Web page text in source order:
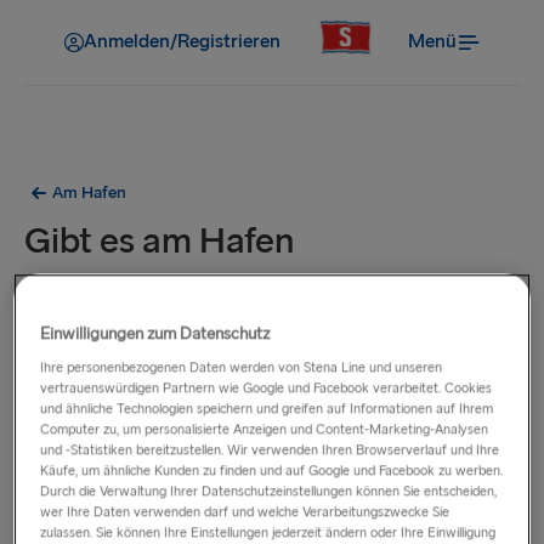
Anmelden/Registrieren Menü
Am Hafen
Gibt es am Hafen
Ladestationen für
Elektrofahrzeuge?
Weitere Informationen zu den nächstgelegenen
Ladestationen an unseren Häfen finden Sie auf der
entsprechenden Seite unten.
Belfast
Einwilligungen zum Datenschutz
Ihre personenbezogenen Daten werden von Stena Line und unseren
vertrauenswürdigen Partnern wie Google und Facebook verarbeitet. Cookies
und ähnliche Technologien speichern und greifen auf Informationen auf Ihrem
Computer zu, um personalisierte Anzeigen und Content-Marketing-Analysen
und -Statistiken bereitzustellen. Wir verwenden Ihren Browserverlauf und Ihre
Käufe, um ähnliche Kunden zu finden und auf Google und Facebook zu werben.
Durch die Verwaltung Ihrer Datenschutzeinstellungen können Sie entscheiden,
wer Ihre Daten verwenden darf und welche Verarbeitungszwecke Sie
zulassen. Sie können Ihre Einstellungen jederzeit ändern oder Ihre Einwilligung